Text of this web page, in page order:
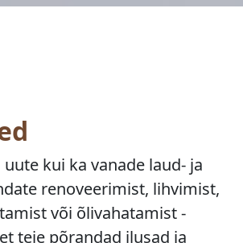
kui ka vanade laud- ja
renoveerimist, lihvimist,
või õlivahatamist -
teie põrandad ilusad ja